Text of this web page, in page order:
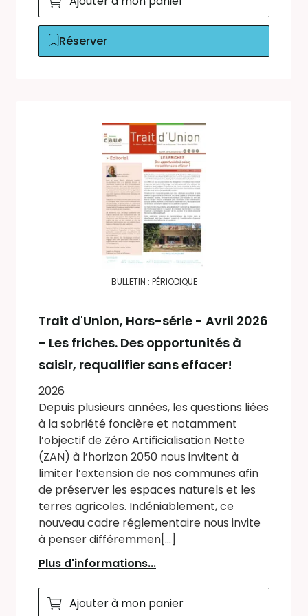
Réserver
BULLETIN : PÉRIODIQUE
Trait d'Union, Hors-série - Avril 2026
- Les friches. Des opportunités à
saisir, requalifier sans effacer!
2026
Depuis plusieurs années, les questions liées
à la sobriété foncière et notamment
l’objectif de Zéro Artificialisation Nette
(ZAN) à l’horizon 2050 nous invitent à
limiter l’extension de nos communes afin
de préserver les espaces naturels et les
terres agricoles. Indéniablement, ce
nouveau cadre réglementaire nous invite
à penser différemmen[...]
Plus d'informations...
Ajouter à mon panier